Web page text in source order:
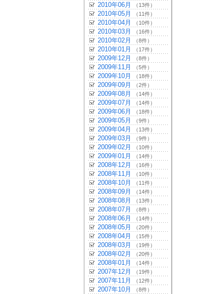
2010年06月 （13件）
2010年05月 （11件）
2010年04月 （10件）
2010年03月 （16件）
2010年02月 （8件）
2010年01月 （17件）
2009年12月 （8件）
2009年11月 （5件）
2009年10月 （18件）
2009年09月 （2件）
2009年08月 （14件）
2009年07月 （14件）
2009年06月 （18件）
2009年05月 （9件）
2009年04月 （13件）
2009年03月 （9件）
2009年02月 （10件）
2009年01月 （14件）
2008年12月 （16件）
2008年11月 （10件）
2008年10月 （11件）
2008年09月 （14件）
2008年08月 （13件）
2008年07月 （8件）
2008年06月 （14件）
2008年05月 （20件）
2008年04月 （15件）
2008年03月 （19件）
2008年02月 （20件）
2008年01月 （14件）
2007年12月 （19件）
2007年11月 （12件）
2007年10月 （8件）